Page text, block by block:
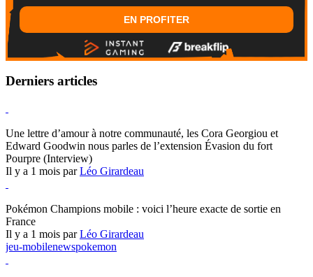
EN PROFITER
Derniers articles
Une lettre d’amour à notre communauté, les Cora Georgiou et
Edward Goodwin nous parles de l’extension Évasion du fort
Pourpre (Interview)
Il y a 1 mois parLéo Girardeau
Pokémon Champions mobile : voici l’heure exacte de sortie en
France
Il y a 1 mois parLéo Girardeau
jeu-mobilenewspokemon